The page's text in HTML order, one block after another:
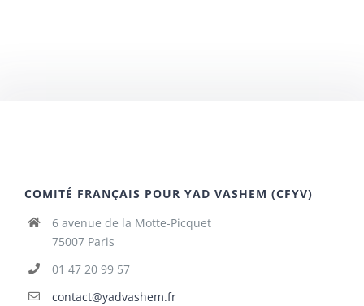
COMITÉ FRANÇAIS POUR YAD VASHEM (CFYV)
6 avenue de la Motte-Picquet
75007 Paris
01 47 20 99 57
contact@yadvashem.fr